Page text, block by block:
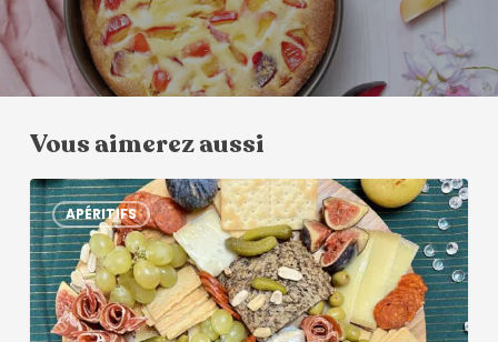
Vous aimerez aussi
APÉRITIFS